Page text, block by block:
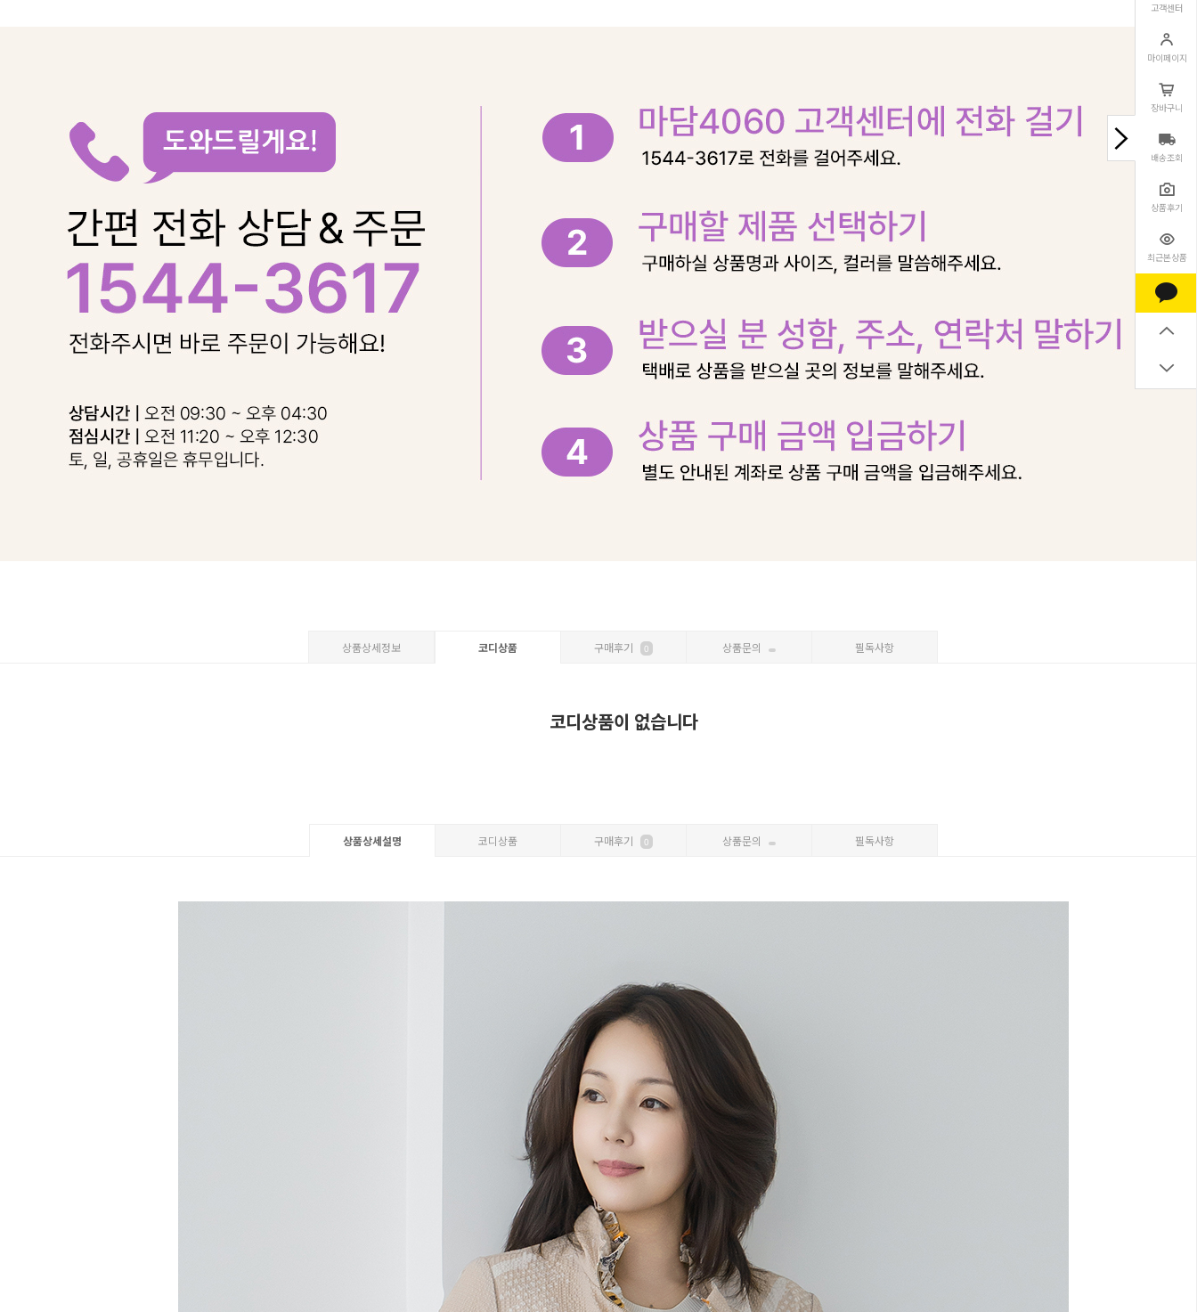
고객센터
마이페이지
장바구니
배송조회
상품후기
최근본상품
상품상세정보 코디상품 구매후기 0 상품문의 필독사항
코디상품이 없습니다
상품상세설명 코디상품 구매후기 0 상품문의 필독사항